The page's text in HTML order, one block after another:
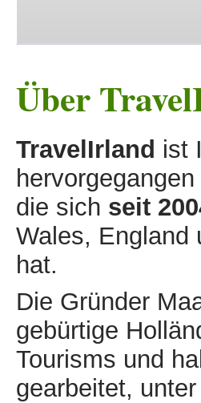
Über
TravelIrland ist
die sich seit
Wales, England
hat.
Die Gründer
gebürtige
Tourisms und
gearbeitet,